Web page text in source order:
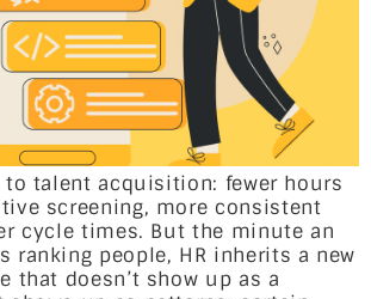
to talent acquisition: fewer hours
screening, more consistent
cycle times. But the minute an
ranking people, HR inherits a new
that doesn’t show up as a